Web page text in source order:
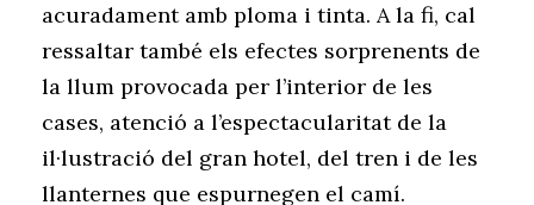
acuradament amb ploma i tinta. A la fi, cal
ressaltar també els efectes sorprenents de
la llum provocada per l’interior de les
cases, atenció a l’espectacularitat de la
il·lustració del gran hotel, del tren i de les
llanternes que espurnegen el camí.